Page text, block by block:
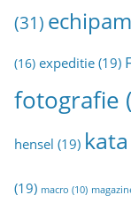
(31)
(16) expeditie (19)
fotografie
hensel (19) kata
(19) macro (10)